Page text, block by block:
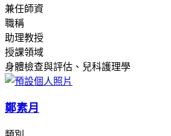
兼任師資
職稱
助理教授
授課領域
身體檢查與評估、兒科護理學
鄭素月